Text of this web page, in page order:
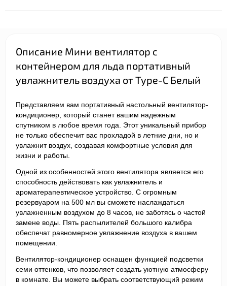
Описание Мини вентилятор с
контейнером для льда портативный
увлажнитель воздуха от Type-C Белый
Представляем вам портативный настольный вентилятор-
кондиционер, который станет вашим надежным
спутником в любое время года. Этот уникальный прибор
не только обеспечит вас прохладой в летние дни, но и
увлажнит воздух, создавая комфортные условия для
жизни и работы.
Одной из особенностей этого вентилятора является его
способность действовать как увлажнитель и
ароматерапевтическое устройство. С огромным
резервуаром на 500 мл вы сможете наслаждаться
увлажненным воздухом до 8 часов, не заботясь о частой
замене воды. Пять распылителей большого калибра
обеспечат равномерное увлажнение воздуха в вашем
помещении.
Вентилятор-кондиционер оснащен функцией подсветки
семи оттенков, что позволяет создать уютную атмосферу
в комнате. Вы можете выбрать соответствующий режим